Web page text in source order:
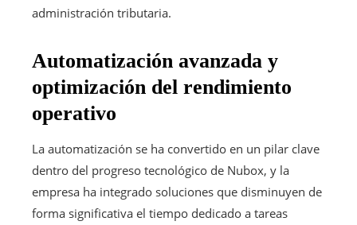
administración tributaria.
Automatización avanzada y
optimización del rendimiento
operativo
La automatización se ha convertido en un pilar clave
dentro del progreso tecnológico de Nubox, y la
empresa ha integrado soluciones que disminuyen de
forma significativa el tiempo dedicado a tareas